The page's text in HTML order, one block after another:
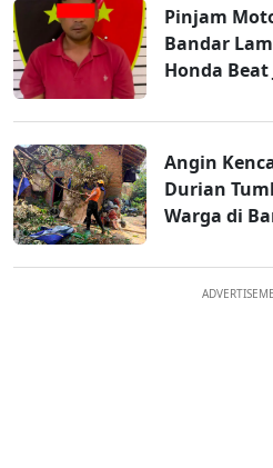
Pinjam
Bandar
Honda
Angin
Durian
Warga di